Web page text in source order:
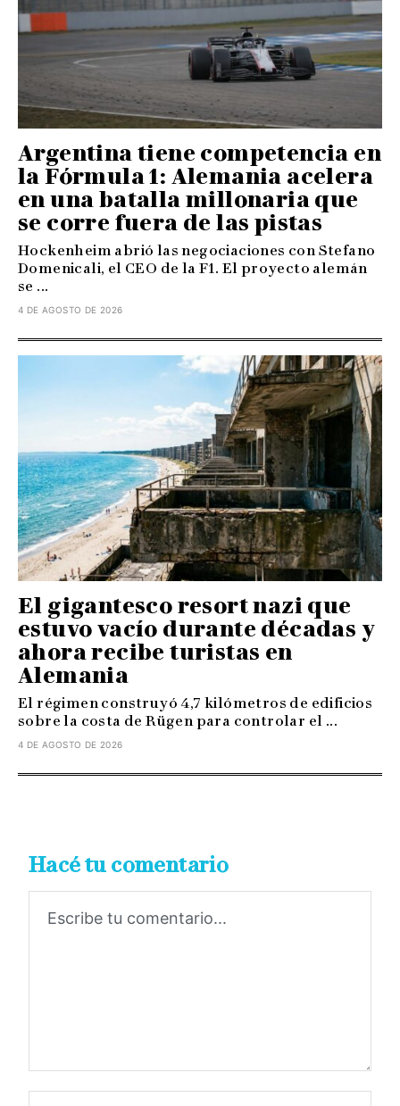
Argentina tiene competencia en
la Fórmula 1: Alemania acelera
en una batalla millonaria que
se corre fuera de las pistas
Hockenheim abrió las negociaciones con Stefano
Domenicali, el CEO de la F1. El proyecto alemán
se ...
4 DE AGOSTO DE 2026
El gigantesco resort nazi que
estuvo vacío durante décadas y
ahora recibe turistas en
Alemania
El régimen construyó 4,7 kilómetros de edificios
sobre la costa de Rügen para controlar el ...
4 DE AGOSTO DE 2026
Hacé tu comentario